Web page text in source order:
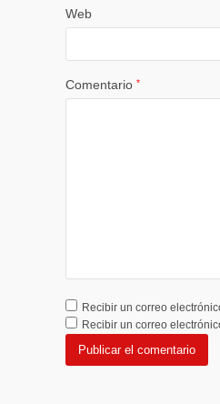
Web
Comentario *
Recibir un correo
Recibir un correo